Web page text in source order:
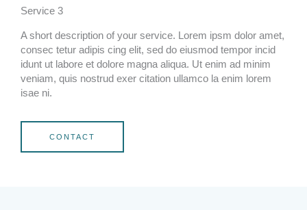
Service 3
A short description of your service. Lorem ipsm dolor amet,
consec tetur adipis cing elit, sed do eiusmod tempor incid
idunt ut labore et dolore magna aliqua. Ut enim ad minim
veniam, quis nostrud exer citation ullamco la enim lorem
isae ni.
CONTACT